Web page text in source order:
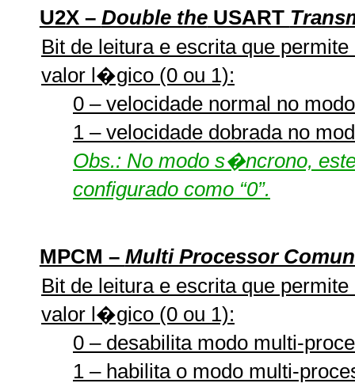
U2X – Double theUSART
Bit de leitura e escrita que
valor l�gico (0 ou 1):
0 – velocidade normal no
1 – velocidade dobrada no
Obs.: No modo s�ncrono,
configurado como “0”.
MPCM – Multi Processor
Bit de leitura e escrita que
valor l�gico (0 ou 1):
0 – desabilita modo multi-
1 – habilita o modo multi-